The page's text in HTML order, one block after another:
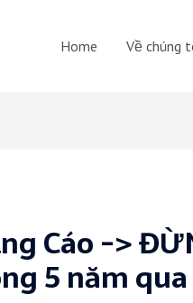
Home Về chúng
Cáo ->
5 năm qua